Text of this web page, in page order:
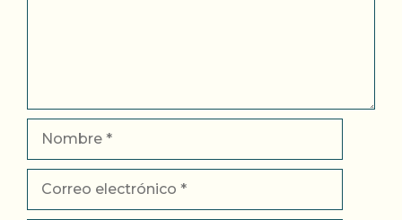
electrónico